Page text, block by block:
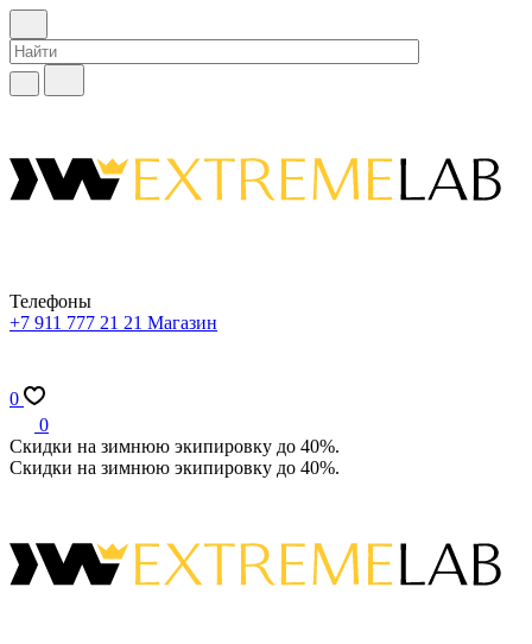
Телефоны
+7 911 777 21 21 Магазин
0
0
Скидки на зимнюю экипировку до 40%.
Скидки на зимнюю экипировку до 40%.